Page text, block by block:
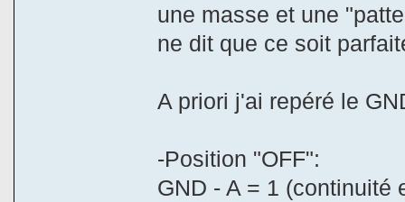
une masse et une
ne dit que ce soit
A priori j'ai repéré le
-Position "OFF":
GND - A = 1 (continuité